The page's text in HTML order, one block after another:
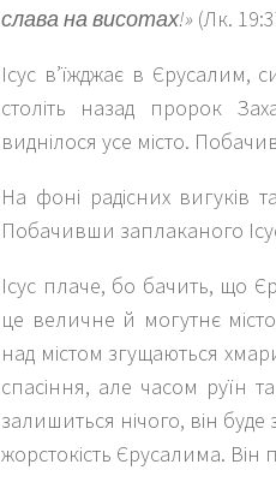
слава на висотах!» (Лк.
Ісус в’їжджає в Єрусалим,
століть назад пророк
виднілося усе місто.
На фоні радісних вигуків
Побачивши заплаканого
Ісус плаче, бо бачить, що
це величне й могутнє
над містом згущаються
спасіння, але часом руїн
залишиться нічого, він
жорстокість Єрусалима. Він